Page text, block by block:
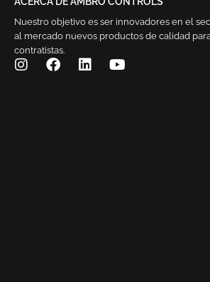
Nuestro objetivo es ser innovadores en el
al mercado nuevos productos de calidad
contratistas.